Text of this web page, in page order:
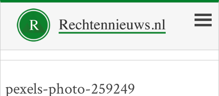
pexels-photo-259249